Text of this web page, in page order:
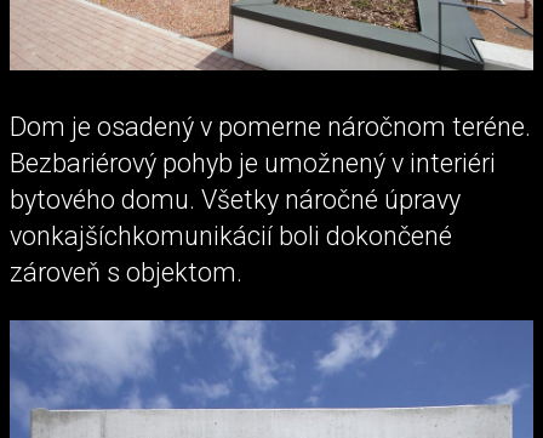
Dom je osadený v pomerne náročnom teréne.
Bezbariérový pohyb je umožnený v interiéri
bytového domu. Všetky náročné úpravy
vonkajšíchkomunikácií boli dokončené
zároveň s objektom.